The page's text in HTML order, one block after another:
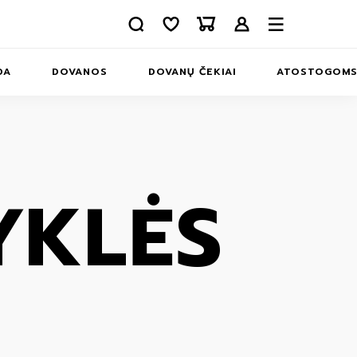
DOVANOS DOVANŲ ČEKIAI ATOSTOGOMS